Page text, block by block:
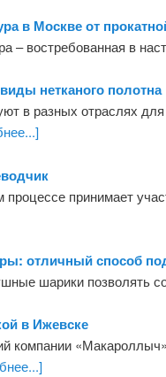
в Москве от
– востребованная в
нетканого полотна
в разных отраслях
принимает
отличный способ
шарики позволять
в Ижевске
компании